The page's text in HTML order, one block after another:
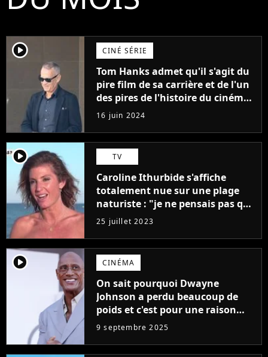
player2 CINÉ SÉRIE
Tom Hanks admet qu'il s'agit du
pire film de sa carrière et de l'un
des pires de l'histoire du cinéma :
"L'un des films les plus
médiocres jamais réalisés"
16 juin 2024
player2 TV
Caroline Ithurbide s'affiche
totalement nue sur une plage
naturiste : "je ne pensais pas que
j'arriverais à le faire..."
25 juillet 2023
player2 CINÉMA
On sait pourquoi Dwayne
Johnson a perdu beaucoup de
poids et c'est pour une raison
importante
9 septembre 2025